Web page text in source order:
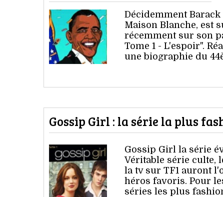
Décidemment
Maison Blanche, est
récemment sur son
Tome 1 - L'espoir".
une biographie du
Gossip Girl : la série la plus
Gossip Girl la série
Véritable série culte,
la tv sur TF1 auront
héros favoris. Pour
séries les plus